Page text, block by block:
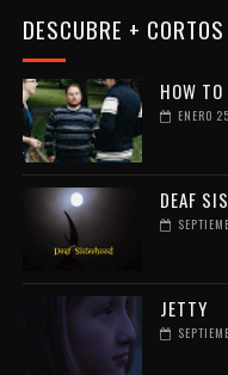
DESCUBRE + CORTOS
HOW TO
ENERO
DEAF
JETTY